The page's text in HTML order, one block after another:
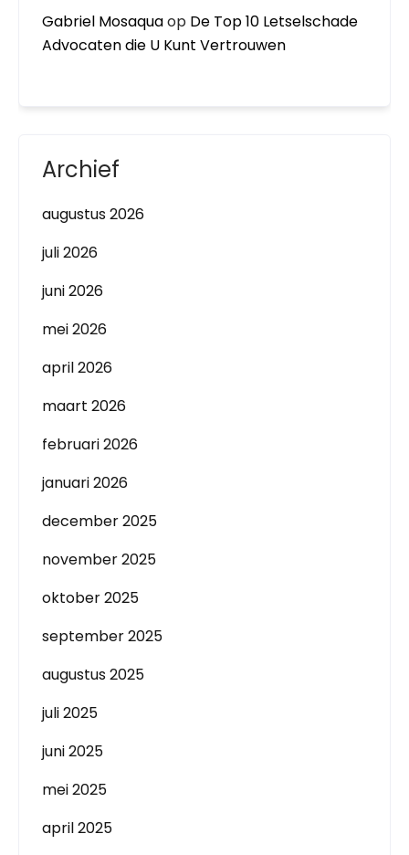
Gabriel Mosaquaop De Top 10 Letselschade
Advocaten die U Kunt Vertrouwen
Archief
augustus 2026
juli 2026
juni 2026
mei 2026
april 2026
maart 2026
februari 2026
januari 2026
december 2025
november 2025
oktober 2025
september 2025
augustus 2025
juli 2025
juni 2025
mei 2025
april 2025